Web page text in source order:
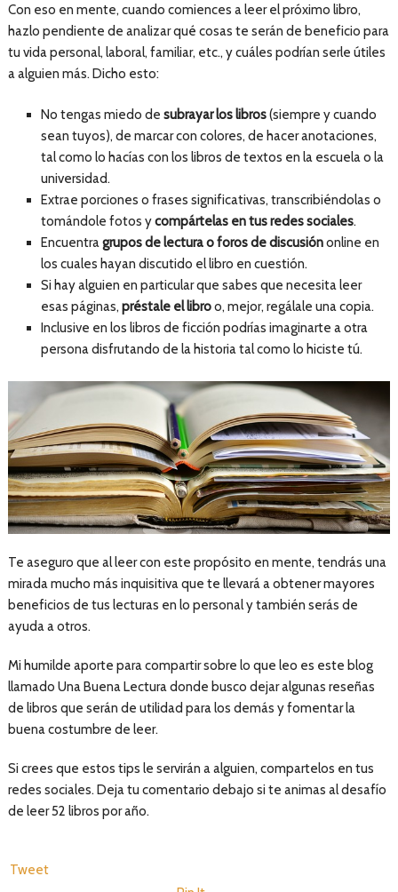
Con eso en mente, cuando comiences a leer el próximo libro,
hazlo pendiente de analizar qué cosas te serán de beneficio para
tu vida personal, laboral, familiar, etc., y cuáles podrían serle útiles
a alguien más. Dicho esto:
No tengas miedo desubrayar los libros(siempre y cuando
sean tuyos), de marcar con colores, de hacer anotaciones,
tal como lo hacías con los libros de textos en la escuela o la
universidad.
Extrae porciones o frases significativas, transcribiéndolas o
tomándole fotos ycompártelas en tus redes sociales.
Encuentragrupos de lectura o foros de discusiónonline en
los cuales hayan discutido el libro en cuestión.
Si hay alguien en particular que sabes que necesita leer
esas páginas,préstale el libroo, mejor, regálale una copia.
Inclusive en los libros de ficción podrías imaginarte a otra
persona disfrutando de la historia tal como lo hiciste tú.
Te aseguro que al leer con este propósito en mente, tendrás una
mirada mucho más inquisitiva que te llevará a obtener mayores
beneficios de tus lecturas en lo personal y también serás de
ayuda a otros.
Mi humilde aporte para compartir sobre lo que leo es este blog
llamado Una Buena Lectura donde busco dejar algunas reseñas
de libros que serán de utilidad para los demás y fomentar la
buena costumbre de leer.
Si crees que estos tips le servirán a alguien, compartelos en tus
redes sociales. Deja tu comentario debajo si te animas al desafío
de leer 52 libros por año.
Tweet